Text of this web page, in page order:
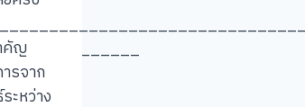
คัญ
รจาก
ะหว่าง